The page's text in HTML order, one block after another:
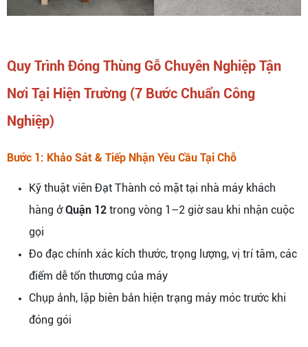
Quy Trình Đóng Thùng Gỗ Chuyên Nghiệp Tận
Nơi Tại Hiện Trường (7 Bước Chuẩn Công
Nghiệp)
Bước 1: Khảo Sát & Tiếp Nhận Yêu Cầu Tại Chỗ
Kỹ thuật viên Đạt Thành có mặt tại nhà máy khách
hàng ởQuận 12 trong vòng 1–2 giờ sau khi nhận cuộc
gọi
Đo đạc chính xác kích thước, trọng lượng, vị trí tâm, các
điểm dễ tổn thương của máy
Chụp ảnh, lập biên bản hiện trạng máy móc trước khi
đóng gói